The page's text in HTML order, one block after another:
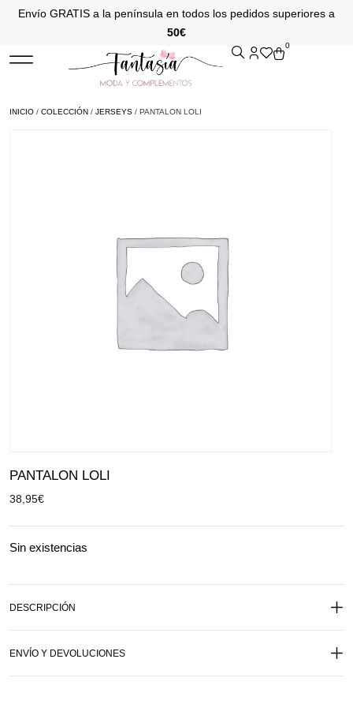
Envío GRATIS a la península en todos los pedidos superiores a
50€
0
INICIO / COLECCIÓN / JERSEYS / PANTALON LOLI
PANTALON LOLI
38,95€
Sin existencias
DESCRIPCIÓN
ENVÍO Y DEVOLUCIONES